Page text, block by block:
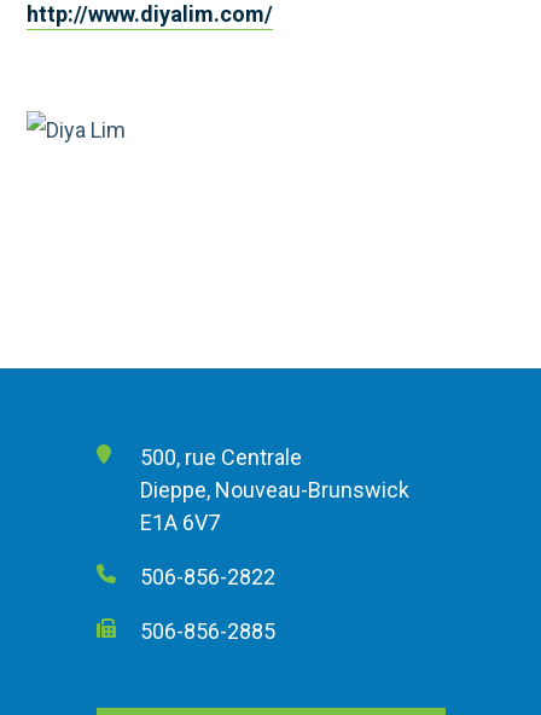
http://www.diyalim.com/
500, rue Centrale
Dieppe, Nouveau-Brunswick
E1A 6V7
506-856-2822
506-856-2885